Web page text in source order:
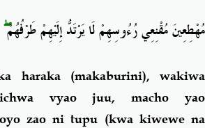
مُهْطِعِينَ مُقْنِعِي رُءُوسِهِمْ لَا يَرْتَدُّ إِلَيْهِمْ طَرْفُهُمْۖ
haraka (makaburini), wakiwa
vyao juu, macho yao
zao ni tupu (kwa kiwewe na